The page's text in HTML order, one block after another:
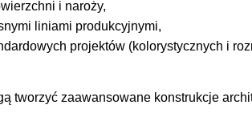
i naroży,
liniami produkcyjnymi,
projektów (kolorystycznych i
tworzyć zaawansowane konstrukcje